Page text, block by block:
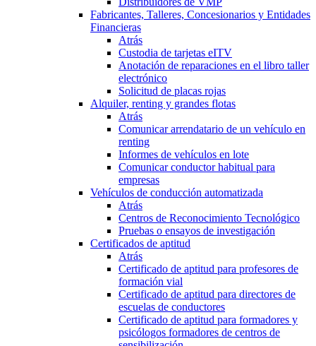
Fabricantes, Talleres, Concesionarios y Entidades
Financieras
Atrás
Custodia de tarjetas eITV
Anotación de reparaciones en el libro taller
electrónico
Solicitud de placas rojas
Alquiler, renting y grandes flotas
Atrás
Comunicar arrendatario de un vehículo en
renting
Informes de vehículos en lote
Comunicar conductor habitual para
empresas
Vehículos de conducción automatizada
Atrás
Centros de Reconocimiento Tecnológico
Pruebas o ensayos de investigación
Certificados de aptitud
Atrás
Certificado de aptitud para profesores de
formación vial
Certificado de aptitud para directores de
escuelas de conductores
Certificado de aptitud para formadores y
psicólogos formadores de centros de